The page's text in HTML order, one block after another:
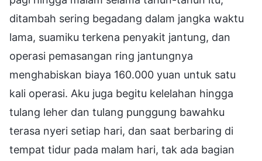
ditambah sering begadang dalam jangka waktu
lama, suamiku terkena penyakit jantung, dan
operasi pemasangan ring jantungnya
menghabiskan biaya 160.000 yuan untuk satu
kali operasi. Aku juga begitu kelelahan hingga
tulang leher dan tulang punggung bawahku
terasa nyeri setiap hari, dan saat berbaring di
tempat tidur pada malam hari, tak ada bagian